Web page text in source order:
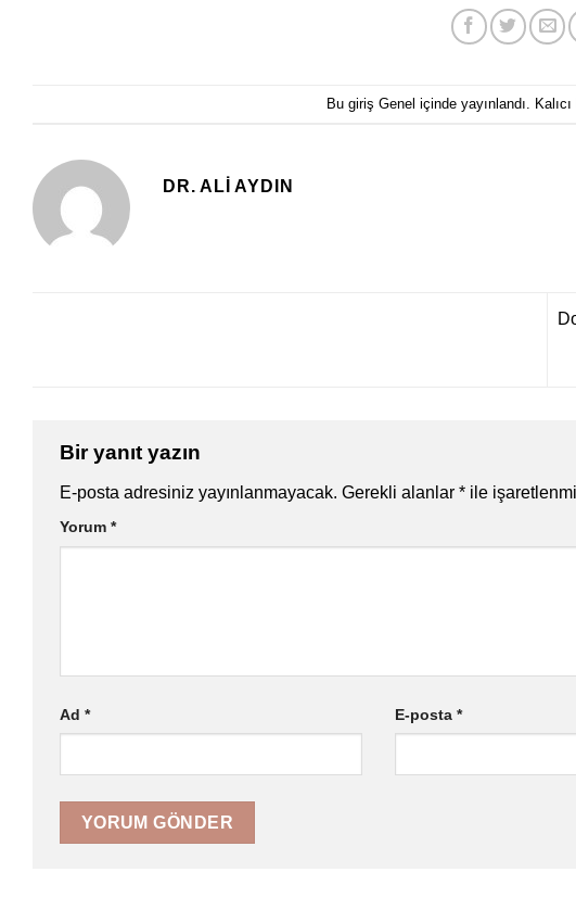
Bu giriş Genel içinde yayınlandı.
DR. ALI AYDIN
Bir yanıt yazın
E-posta adresiniz yayınlanmayacak. Gerekli alanlar * ile
Yorum *
Ad * E-posta*